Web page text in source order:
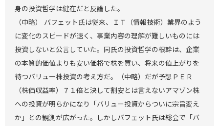
身の投資哲学は健在だと反論した。
（中略） バフェット氏は従来、ＩＴ（情報技術）業界のよう
に変化のスピードが速く、事業内容の理解が難しいものには
投資しないと公言していた。同氏の投資哲学の根幹は、企業
の本質的価値よりも安い価格で株を買い、将来の値上がりを
待つバリュー株投資の考え方だ。（中略）だが予想ＰＥＲ
（株価収益率）７１倍と決して割安とは言えないアマゾン株
への投資が明らかになり「バリュー投資からついに宗旨変え
か」との観測が広がった。しかしバフェット氏は総会で「バ